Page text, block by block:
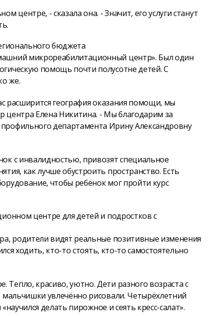
центре, - сказала она. - Значит, его услуги станут
бюджета
микрореабилитационный центр». Был один
помощь почти полусотне детей. С
же.
расширится география оказания помощи, мы
центра Елена Никитина. - Мы благодарим за
департамента Ирину Александровну
с инвалидностью, привозят специальное
как лучше обустроить пространство. Есть
чтобы ребёнок мог пройти курс
центре для детей и подростков с
родители видят реальные позитивные изменения
ходить, кто-то стоять, кто-то самостоятельно
красиво, уютно. Дети разного возраста с
увлечённо рисовали. Четырёхлетний
делать пирожное и сеять кресс-салат».